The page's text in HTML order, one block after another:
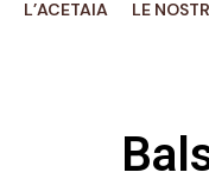
L’ACETAIA LE